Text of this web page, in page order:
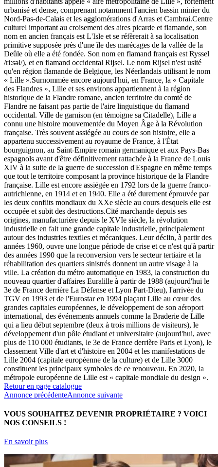
urbanisé et dense, comprenant notamment l'ancien bassin minier du
Nord-Pas-de-Calais et les agglomérations d'Arras et Cambrai.Centre
culturel important au croisement des aires picarde et flamande, son
nom en ancien français est L'Isle et se réfèrerait à sa localisation
primitive supposée près d'une île des marécages de la vallée de la
Deûle où elle a été fondée. Son nom en flamand français est Ryssel
/riːsəl/), et en flamand occidental Rijsel. Le nom Rijsel n'est usité
qu'en région flamande de Belgique, les Néerlandais utilisant le nom
« Lille ».Surnommée encore aujourd'hui, en France, la « Capitale
des Flandres », Lille et ses environs appartiennent à la région
historique de la Flandre romane, ancien territoire du comté de
Flandre ne faisant pas partie de l'aire linguistique du flamand
occidental. Ville de garnison (en témoigne sa Citadelle), Lille a
connu une histoire mouvementée du Moyen Âge à la Révolution
française. Très souvent assiégée au cours de son histoire, elle a
appartenu successivement au royaume de France, à l'État
bourguignon, au Saint-Empire romain germanique et aux Pays-Bas
espagnols avant d'être définitivement rattachée à la France de Louis
XIV à la suite de la guerre de succession d'Espagne en même temps
que tout le territoire composant la province historique de la Flandre
française. Lille est encore assiégée en 1792 lors de la guerre franco-
autrichienne, en 1914 et en 1940. Elle a été durement éprouvée par
les deux conflits mondiaux du XXe siècle au cours desquels elle est
occupée et subit des destructions.Cité marchande depuis ses
origines, manufacturière depuis le XVIe siècle, la révolution
industrielle en fait une grande capitale industrielle, principalement
autour des industries textiles et mécaniques. Leur déclin, à partir des
années 1960, ouvre une longue période de crise et ce n'est qu'à partir
des années 1990 que la reconversion vers le secteur tertiaire et la
réhabilitation des quartiers sinistrés donnent un autre visage à la
ville. La création du métro automatique en 1983, la construction du
nouveau quartier d'affaires Euralille à partir de 1988 (aujourd'hui le
3e de France derrière La Défense et Lyon Part-Dieu), l'arrivée du
TGV en 1993 et de l'Eurostar en 1994 plaçant Lille au cœur des
grandes capitales européennes, le développement de son aéroport
international, des événements annuels comme la Braderie de Lille
qui a lieu début septembre (deux à trois millions de visiteurs), le
développement d'un pôle étudiant et universitaire (aujourd'hui, avec
plus de 110 000 étudiants, le 3e de France derrière Paris et Lyon), le
classement Ville d'art et d'histoire en 2004 et les manifestations de
Lille 2004 (capitale européenne de la culture) et de Lille 3000
constituent les principaux symboles de ce renouveau. En 2020, la
métropole européenne de Lille est « capitale mondiale du design ».
Retour en page catalogue
Annonce précédenteAnnonce suivante
VOUS SOUHAITEZ DEVENIR PROPRIÉTAIRE ? VOICI
NOS CONSEILS !
En savoir plus